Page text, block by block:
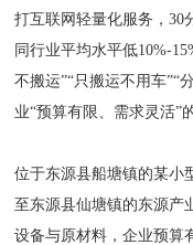
打互联网轻量化服务，30
同行业平均水平低10%-
不搬运”“只搬运不用车”“
业“预算有限、需求灵活”
位于东源县船塘镇的某小
至东源县仙塘镇的东源产
设备与原材料，企业预算